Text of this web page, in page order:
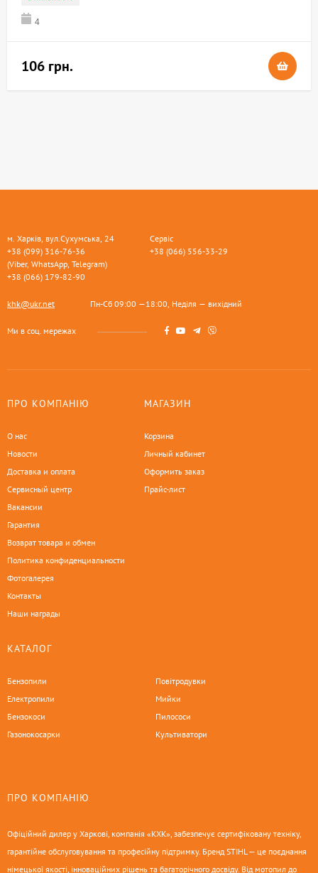
4
106 грн.
м. Харків, вул.Сухумська, 24
+38 (099) 316-76-36
(Viber, WhatsApp, Telegram)
+38 (066) 179-82-90
Сервіс
+38 (066) 556-33-29
khk@ukr.net Пн-Сб 09:00 —18:00, Неділя — вихідний
Ми в соц. мережах
ПРО КОМПАНІЮ
О нас
Новости
Доставка и оплата
Сервисный центр
Вакансии
Гарантия
Возврат товара и обмен
Политика конфиденциальности
Фотогалерея
Контакты
Наши награды
МАГАЗИН
Корзина
Личный кабинет
Оформить заказ
Прайс-лист
КАТАЛОГ
Бензопили
Електропили
Бензокоси
Газонокосарки
Повітродувки
Мийки
Пилососи
Культиватори
ПРО КОМПАНІЮ
Офіційний дилер у Харкові, компанія «КХК», забезпечує сертифіковану техніку,
гарантійне обслуговування та професійну підтримку. Бренд STIHL — це поєднання
німецької якості, інноваційних рішень та багаторічного досвіду. Від мотопил до